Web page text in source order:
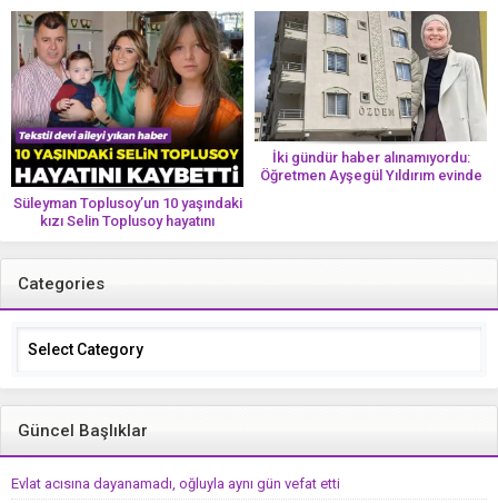
Süleyman Toplusoy’un 10 yaşındaki
kızı Selin Toplusoy hayatını
kaybetti! ‘Ah dünya güzeli melek’
İki gündür haber alınamıyordu:
Öğretmen Ayşegül Yıldırım evinde
Categories
Categories
Güncel Başlıklar
Evlat acısına dayanamadı, oğluyla aynı gün vefat etti